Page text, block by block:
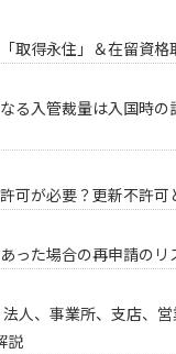
取得永住」＆在留資格
る入管裁量は入国時の
可が必要？更新不許可
った場合の再申請のリ
人、事業所、支店、
説